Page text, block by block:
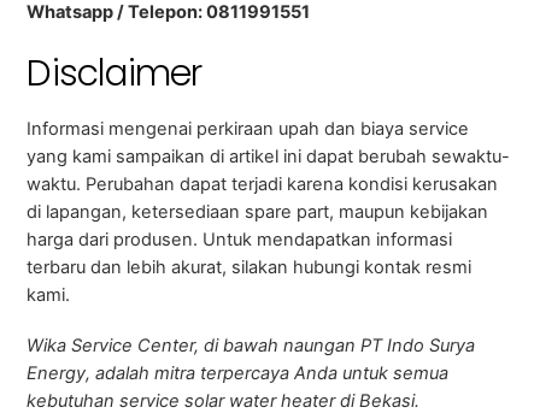
Whatsapp / Telepon: 0811991551
Disclaimer
Informasi mengenai perkiraan upah dan biaya service
yang kami sampaikan di artikel ini dapat berubah sewaktu-
waktu. Perubahan dapat terjadi karena kondisi kerusakan
di lapangan, ketersediaan spare part, maupun kebijakan
harga dari produsen. Untuk mendapatkan informasi
terbaru dan lebih akurat, silakan hubungi kontak resmi
kami.
Wika Service Center, di bawah naungan PT Indo Surya
Energy, adalah mitra terpercaya Anda untuk semua
kebutuhan service solar water heater di Bekasi.